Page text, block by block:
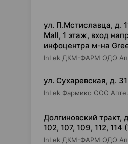
ул. П.Мстиславца, д.
Mall, 1 этаж, вход
инфоцентра м-на
ул. Сухаревская, д.
InLek
Долгиновский тракт,
102, 107, 109, 112, 114